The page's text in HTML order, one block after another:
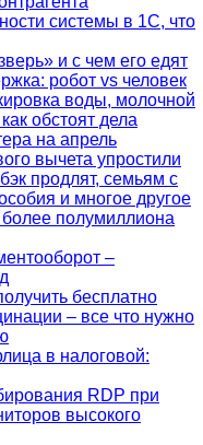
системы в 1С, что
и с чем его едят
робот vs человек
воды, молочной
обстоят дела
на апрель
вычета упростили
продлят, семьям с
и многое другое
полумиллиона
–
бесплатно
– все что нужно
в налоговой:
RDP при
высокого